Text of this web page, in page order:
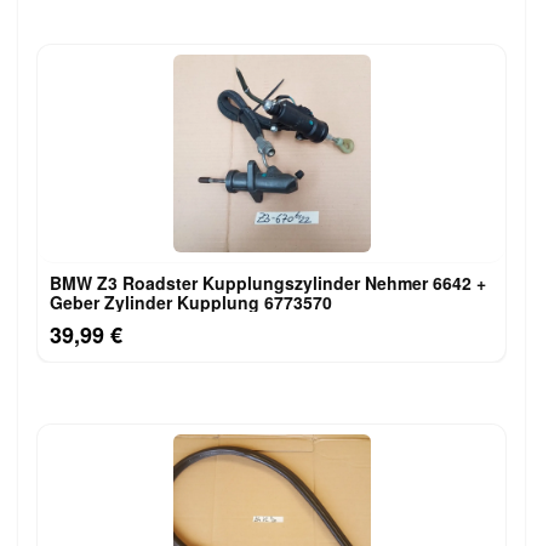
BMW Z3 Roadster Kupplungszylinder Nehmer 6642 +
Geber Zylinder Kupplung 6773570
39,99 €